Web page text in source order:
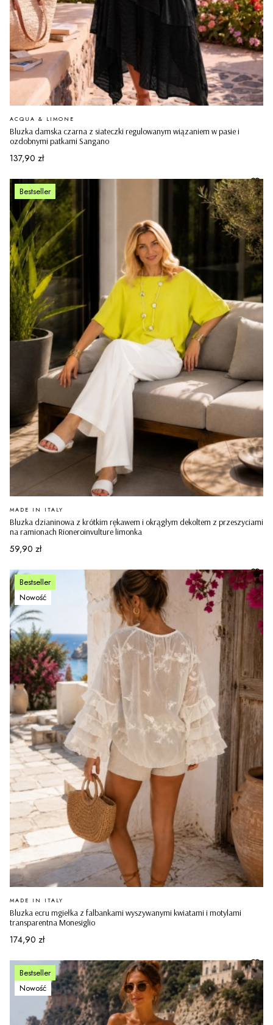
Bluzka damska czarna z siateczki regulowanym wiązaniem w pasie i
ozdobnymi patkami Sangano
PRODUCENT
ACQUA & LIMONE
Cena
137,90 zł
Bestseller
Bluzka dzianinowa z krótkim rękawem i okrągłym dekoltem z przeszyciami
na ramionach Rioneroinvulture limonka
PRODUCENT
MADE IN ITALY
Cena
59,90 zł
Bestseller
Nowość
Bluzka ecru mgiełka z falbankami wyszywanymi kwiatami i motylami
transparentna Monesiglio
PRODUCENT
MADE IN ITALY
Cena
174,90 zł
Bestseller
Nowość